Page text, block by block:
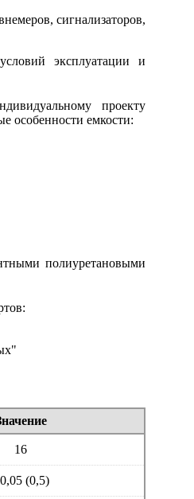
сигнализаторов,
эксплуатации и
проекту
особенности емкости:
полиуретановыми
16
(0,5)